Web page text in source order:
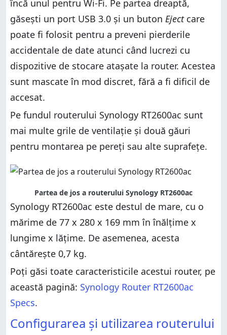
încă unul pentru Wi-Fi. Pe partea dreaptă,
găsești un port USB 3.0 și un buton Ejectcare
poate fi folosit pentru a preveni pierderile
accidentale de date atunci când lucrezi cu
dispozitive de stocare atașate la router. Acestea
sunt mascate în mod discret, fără a fi dificil de
accesat.
Pe fundul routerului Synology RT2600ac sunt
mai multe grile de ventilație și două găuri
pentru montarea pe pereți sau alte suprafețe.
Partea de jos a routerului Synology RT2600ac
Synology RT2600ac este destul de mare, cu o
mărime de 77 x 280 x 169 mm în înălțime x
lungime x lățime. De asemenea, acesta
cântărește 0,7 kg.
Poți găsi toate caracteristicile acestui router, pe
această pagină: Synology Router RT2600ac
Specs.
Configurarea și utilizarea routerului